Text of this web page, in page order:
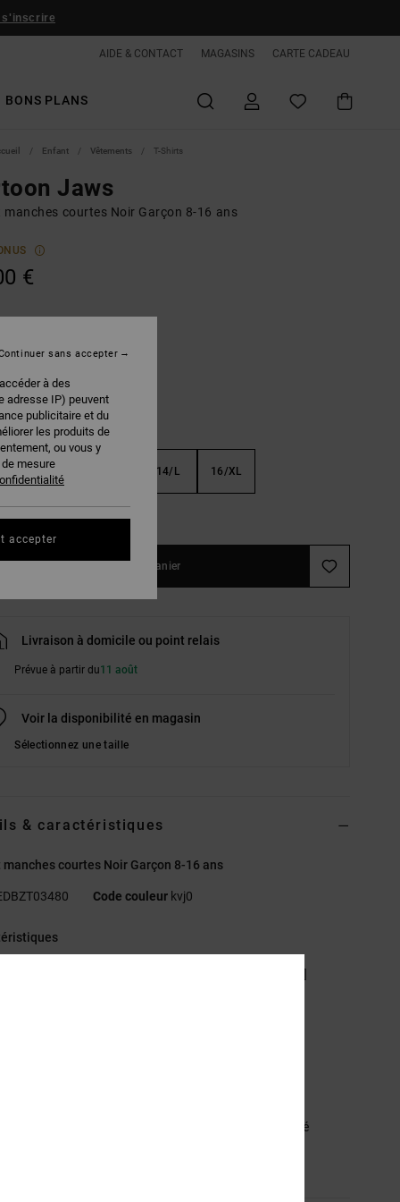
s'inscrire
AIDE & CONTACT MAGASINS CARTE CADEAU
BONS PLANS
Enfant Vêtements T-Shirts
Jaws
manches courtes Noir Garçon 8-16 ans
€
10/S 14/L 16/XL
Ajouter au panier
Livraison à domicile ou point relais
Prévue à partir du11 août
Voir la disponibilité en magasin
Sélectionnez une taille
& caractéristiques
manches courtes Noir Garçon 8-16 ans
Code couleur kvj0
[Matière principale] 75% coton, 25% coton recyclé
à des
adresse IP) peuvent
publicitaire et du
les produits de
ou vous y
mesure
sans accepter
accepter